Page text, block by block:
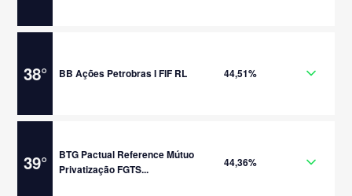
38° BB Ações Petrobras I FIF RL 44,51%
39°
BTG Pactual Reference Mútuo
Privatização FGTS...
44,36%